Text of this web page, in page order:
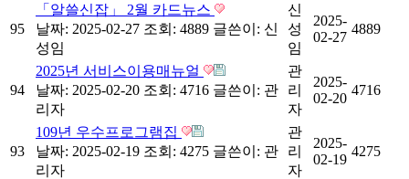
95
「알쓸신잡」 2월 카드뉴스
날짜: 2025-02-27 조회: 4889 글쓴이: 신
성임
신
성
임
2025-
02-27
4889
94
2025년 서비스이용매뉴얼
날짜: 2025-02-20 조회: 4716 글쓴이: 관
리자
관
리
자
2025-
02-20
4716
93
109년 우수프로그램집
날짜: 2025-02-19 조회: 4275 글쓴이: 관
리자
관
리
자
2025-
02-19
4275